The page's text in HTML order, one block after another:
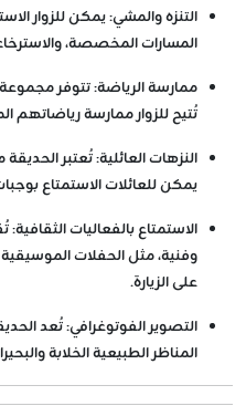
التنزه والمشي: يمكن للزوار
المسارات المخصصة،
ممارسة الرياضة: تتوفر
تُتيح للزوار ممارسة رياضاتهم
النزهات العائلية: تُعتبر الحديقة
يمكن للعائلات الاستمتاع
الاستمتاع بالفعاليات الثقافية:
وفنية، مثل الحفلات
على الزيارة.
التصوير الفوتوغرافي: تُعد
المناظر الطبيعية الخلابة